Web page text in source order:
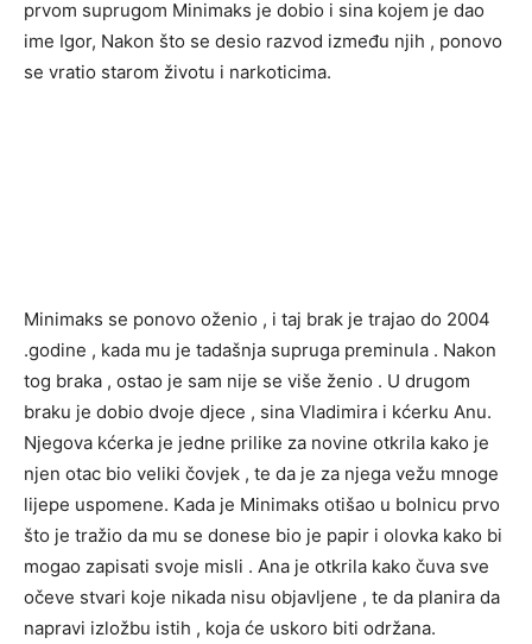
prvom suprugom Minimaks je dobio i sina kojem je dao
ime Igor, Nakon što se desio razvod između njih , ponovo
se vratio starom životu i narkoticima.
Minimaks se ponovo oženio , i taj brak je trajao do 2004
.godine , kada mu je tadašnja supruga preminula . Nakon
tog braka , ostao je sam nije se više ženio . U drugom
braku je dobio dvoje djece , sina Vladimira i kćerku Anu.
Njegova kćerka je jedne prilike za novine otkrila kako je
njen otac bio veliki čovjek , te da je za njega vežu mnoge
lijepe uspomene. Kada je Minimaks otišao u bolnicu prvo
što je tražio da mu se donese bio je papir i olovka kako bi
mogao zapisati svoje misli . Ana je otkrila kako čuva sve
očeve stvari koje nikada nisu objavljene , te da planira da
napravi izložbu istih , koja će uskoro biti održana.